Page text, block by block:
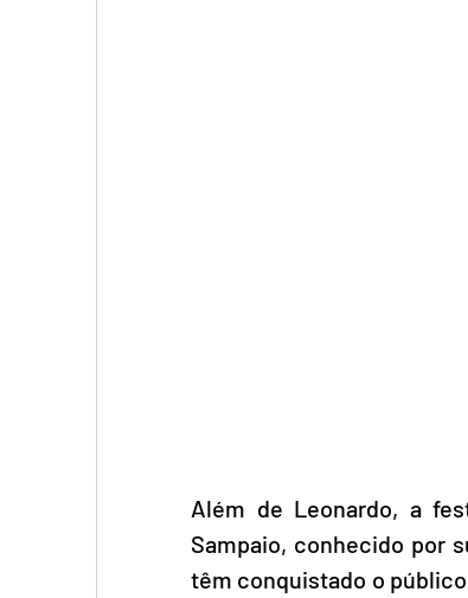
Além de Leonardo, a
Sampaio, conhecido por
têm conquistado o